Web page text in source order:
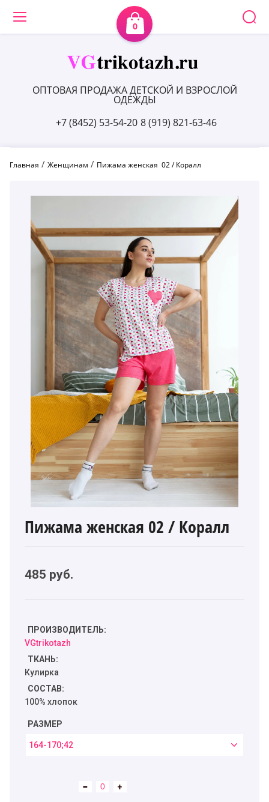
0
+7 (8452) 53-54-20 8 (919) 821-63-46
ОПТОВАЯ ПРОДАЖА ДЕТСКОЙ И ВЗРОСЛОЙ
ОДЕЖДЫ
Главная / Женщинам / Пижама женская  02 / Коралл
Пижама женская 02 / Коралл
485 руб.
ПРОИЗВОДИТЕЛЬ:
VGtrikotazh
ТКАНЬ:
Кулирка
СОСТАВ:
100% хлопок
РАЗМЕР
164-170;42